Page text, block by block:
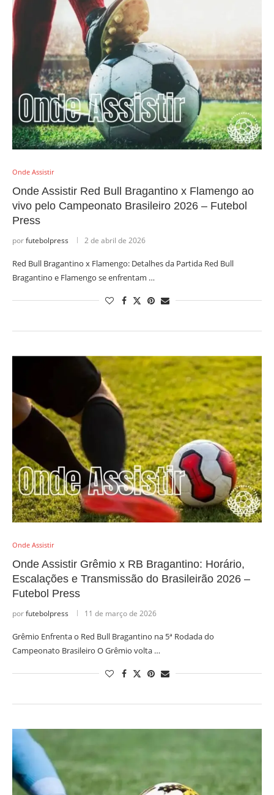
Onde Assistir
Onde Assistir Red Bull Bragantino x Flamengo ao
vivo pelo Campeonato Brasileiro 2026 – Futebol
Press
porfutebolpress 2 de abril de 2026
Red Bull Bragantino x Flamengo: Detalhes da Partida Red Bull
Bragantino e Flamengo se enfrentam …
Onde Assistir
Onde Assistir Grêmio x RB Bragantino: Horário,
Escalações e Transmissão do Brasileirão 2026 –
Futebol Press
porfutebolpress 11 de março de 2026
Grêmio Enfrenta o Red Bull Bragantino na 5ª Rodada do
Campeonato Brasileiro O Grêmio volta …